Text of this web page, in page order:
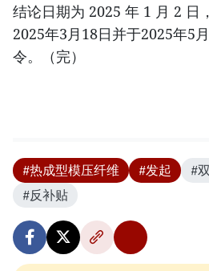
结论日期为 2025 年 1 月 2 日
2025年3月18日并于2025年5
令。（完）
#热成型模压纤维 #发起 #
#反补贴